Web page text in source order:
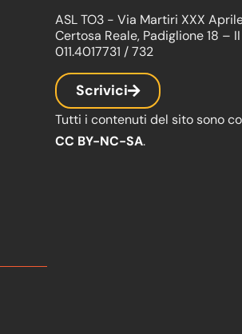
ASL TO3 - Via Martiri XXX
Certosa Reale, Padiglione 18 –
011.4017731 / 732
Scrivici
Tutti i contenuti del sito sono
CC BY-NC-SA.